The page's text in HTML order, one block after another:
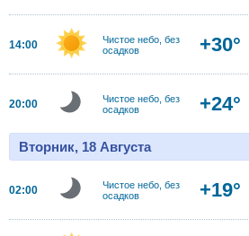
14:00
Чистое небо, без
осадков
+30°
20:00
Чистое небо, без
осадков
+24°
Вторник, 18 Августа
02:00
Чистое небо, без
осадков
+19°